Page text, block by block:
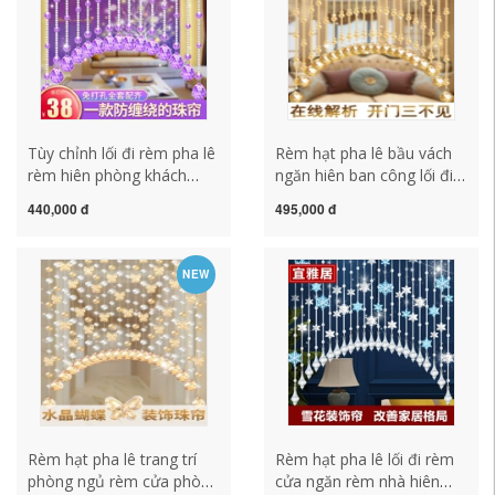
Tùy chỉnh lối đi rèm pha lê
rèm hiên phòng khách
phòng tắm nhà rèm cửa
rèm sang trọng rèm cửa
dạng hạt
440,000 đ
Rèm hạt pha lê bầu vách
ngăn hiên ban công lối đi
đục lỗ vệ sinh trang trí ban
hạt
495,000 đ
NEW
Rèm hạt pha lê trang trí
phòng ngủ rèm cửa phòng
Rèm hạt pha lê lối đi rèm
cửa ngăn rèm nhà hiên